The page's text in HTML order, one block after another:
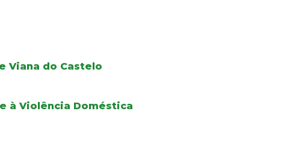
Viana do Castelo
à Violência Doméstica